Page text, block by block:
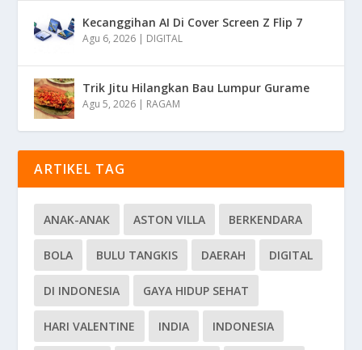
Kecanggihan AI Di Cover Screen Z Flip 7
Agu 6, 2026 | DIGITAL
Trik Jitu Hilangkan Bau Lumpur Gurame
Agu 5, 2026 | RAGAM
ARTIKEL TAG
ANAK-ANAK ASTON VILLA BERKENDARA
BOLA BULU TANGKIS DAERAH DIGITAL
DI INDONESIA GAYA HIDUP SEHAT
HARI VALENTINE INDIA INDONESIA